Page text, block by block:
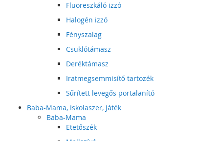
Fluoreszkáló izzó
Halogén izzó
Fényszalag
Csuklótámasz
Deréktámasz
Iratmegsemmisítő tartozék
Sűrített levegős portalanító
Baba-Mama, Iskolaszer, Játék
Baba-Mama
Etetőszék